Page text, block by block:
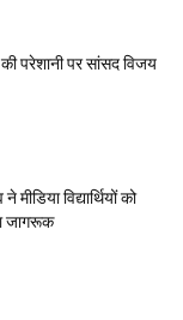
परेशानी पर सांसद विजय
विद्यार्थियों को
जागरूक